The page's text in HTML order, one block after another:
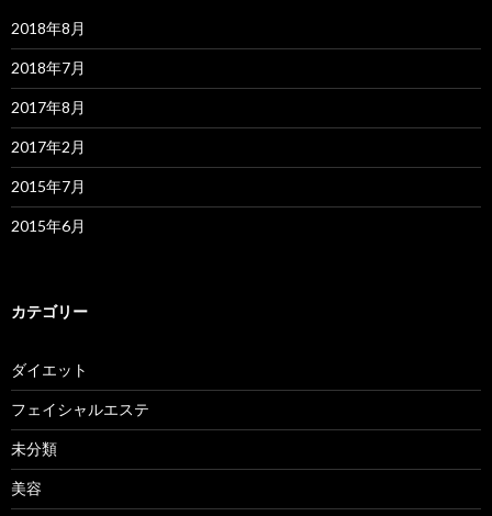
2018年8月
2018年7月
2017年8月
2017年2月
2015年7月
2015年6月
カテゴリー
ダイエット
フェイシャルエステ
未分類
美容